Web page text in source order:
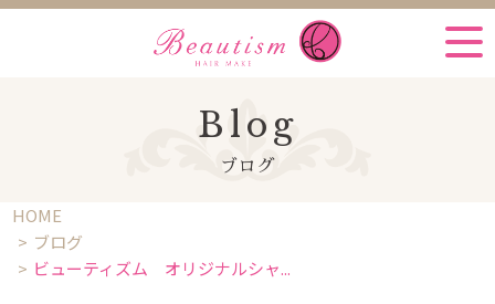
Blog
ブログ
HOME
ブログ
ビューティズム オリジナルシャ...